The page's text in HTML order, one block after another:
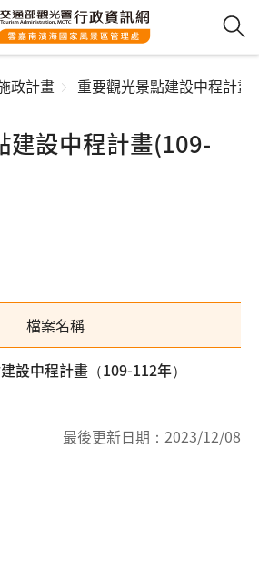
政計畫 重要觀光景點建設中程計畫
建設中程計畫(109-
檔案名稱
設中程計畫（109-112年）
最後更新日期： 2023/12/08